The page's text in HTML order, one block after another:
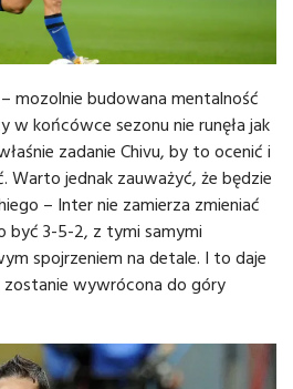
mozolnie budowana mentalność
końcówce sezonu nie runęła jak
zadanie Chivu, by to ocenić i
Warto jednak zauważyć, że będzie
– Inter nie zamierza zmieniać
być 3-5-2, z tymi samymi
spojrzeniem na detale. I to daje
zostanie wywrócona do góry